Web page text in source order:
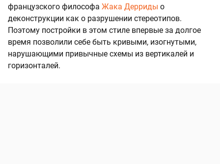
французского философа Жака Дерриды о
деконструкции как о разрушении стереотипов.
Поэтому постройки в этом стиле впервые за долгое
время позволили себе быть кривыми, изогнутыми,
нарушающими привычные схемы из вертикалей и
горизонталей.